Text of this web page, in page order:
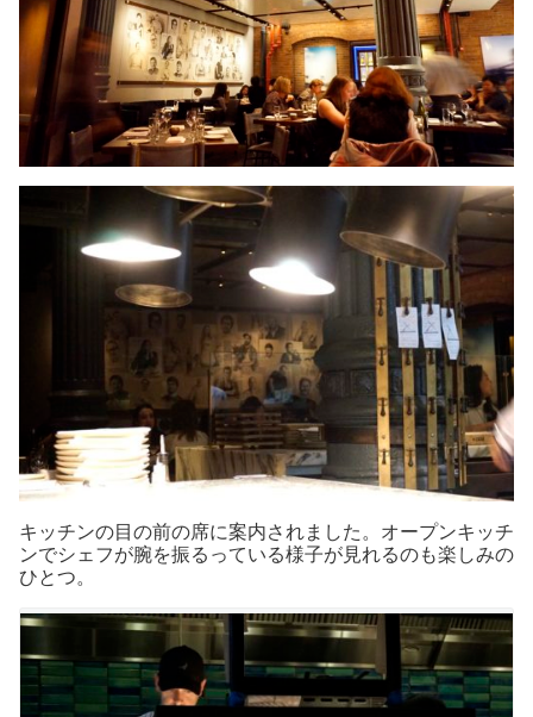
キッチンの目の前の席に案内されました。オープンキッチ
ンでシェフが腕を振るっている様子が見れるのも楽しみの
ひとつ。